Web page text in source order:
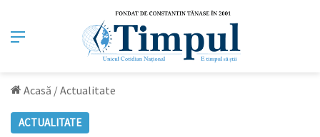
Meniu
Acasă /Actualitate
ACTUALITATE